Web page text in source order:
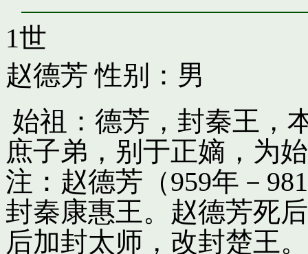
1世
赵德芳 性别：男
始祖：德芳，封秦王，
庶子弟，别于正嫡，为
注：赵德芳（959年－
封秦康惠王。赵德芳死
后加封太师，改封楚王